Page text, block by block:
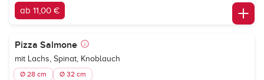
ab 11,00 €
Pizza Salmone
mit Lachs, Spinat, Knoblauch
Ø 28 cm Ø 32 cm